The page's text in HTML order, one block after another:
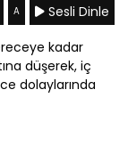
A
Sesli Dinle
kadar
düşerek, iç
dolaylarında